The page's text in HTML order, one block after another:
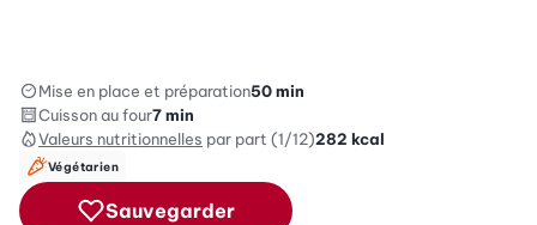
Mise en place et préparation50 min
Cuisson au four7 min
Valeurs nutritionnelles par part (1/12)282 kcal
Végétarien
Sauvegarder